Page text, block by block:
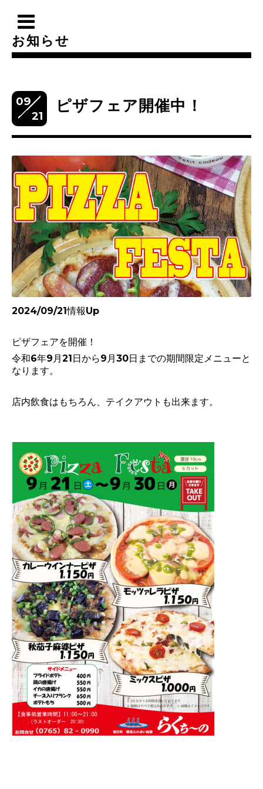
お知らせ
09
21
ピザフェア開催中！
2024/09/21情報Up
ピザフェアを開催！
令和6年9月21日から9月30日までの期間限定メニューと
なります。
店内飲食はもちろん、テイクアウトも出来ます。